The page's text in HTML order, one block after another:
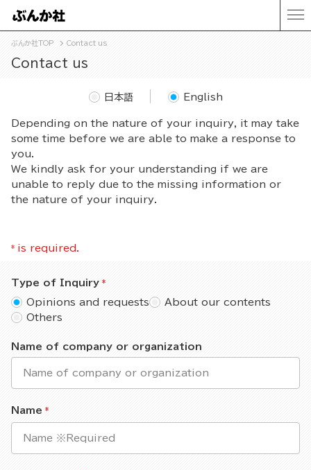
ぶんか社TOP Contact us
Contact us
Depending on the nature of your inquiry, it may take
some time before we are able to make a response to
you.
We kindly ask for your understanding if we are
unable to reply due to the missing information or
the nature of your inquiry.
日本語 English
* is required.
Type of Inquiry
Opinions and requests
About our contents
Others
Name of company or organization
Name